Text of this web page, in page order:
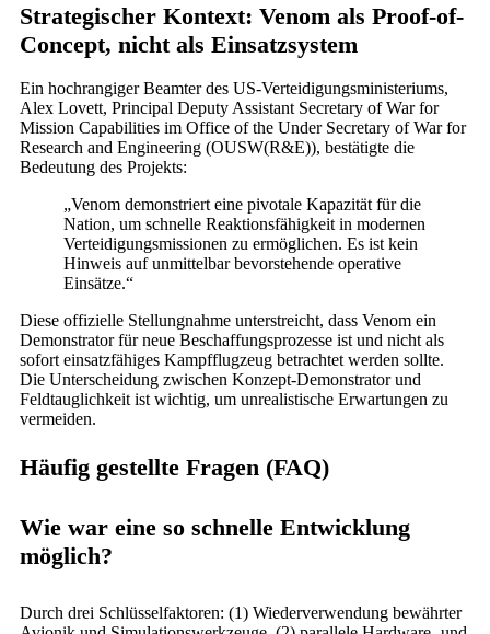
Strategischer Kontext: Venom als Proof-of-
Concept, nicht als Einsatzsystem
Ein hochrangiger Beamter des US-Verteidigungsministeriums,
Alex Lovett, Principal Deputy Assistant Secretary of War for
Mission Capabilities im Office of the Under Secretary of War for
Research and Engineering (OUSW(R&E)), bestätigte die
Bedeutung des Projekts:
„Venom demonstriert eine pivotale Kapazität für die
Nation, um schnelle Reaktionsfähigkeit in modernen
Verteidigungsmissionen zu ermöglichen. Es ist kein
Hinweis auf unmittelbar bevorstehende operative
Einsätze.“
Diese offizielle Stellungnahme unterstreicht, dass Venom ein
Demonstrator für neue Beschaffungsprozesse ist und nicht als
sofort einsatzfähiges Kampfflugzeug betrachtet werden sollte.
Die Unterscheidung zwischen Konzept-Demonstrator und
Feldtauglichkeit ist wichtig, um unrealistische Erwartungen zu
vermeiden.
Häufig gestellte Fragen (FAQ)
Wie war eine so schnelle Entwicklung
möglich?
Durch drei Schlüsselfaktoren: (1) Wiederverwendung bewährter